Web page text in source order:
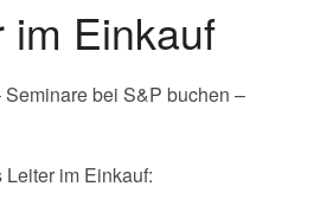
im Einkauf
bei S&P buchen –
Leiter im Einkauf: